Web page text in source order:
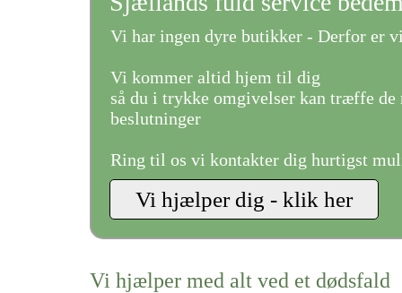
Vi har ingen dyre butikker - Derfor er
Vi kommer altid hjem til dig
så du i trykke omgivelser kan træffe de
beslutninger
Ring til os vi kontakter dig hurtigst
Vi hjælper med alt ved et dødsfald